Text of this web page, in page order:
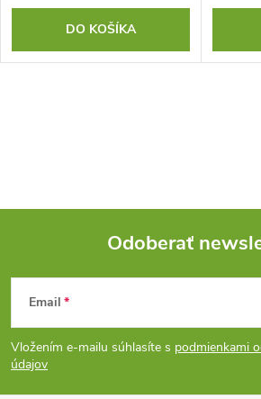
DO KOŠÍKA
Z
á
p
Odoberať
Email
Vložením e-mailu súhlasíte s podmienkami
údajov